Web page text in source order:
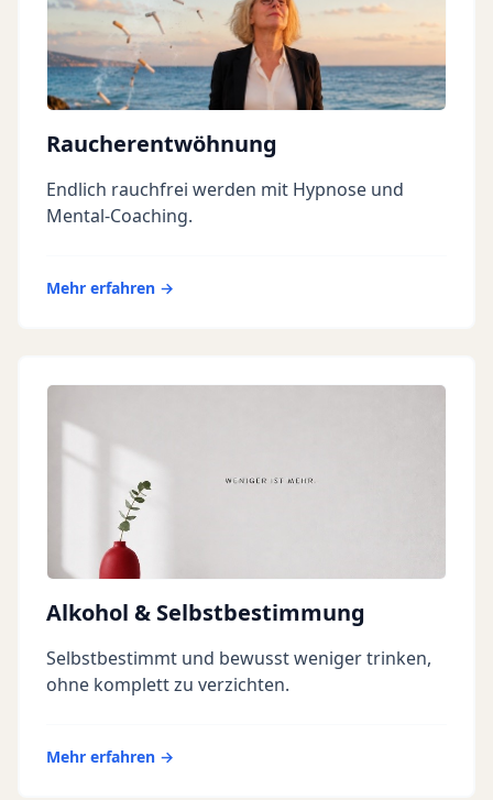
Raucherentwöhnung
Endlich rauchfrei werden mit Hypnose und
Mental-Coaching.
Mehr erfahren →
Alkohol & Selbstbestimmung
Selbstbestimmt und bewusst weniger trinken,
ohne komplett zu verzichten.
Mehr erfahren →